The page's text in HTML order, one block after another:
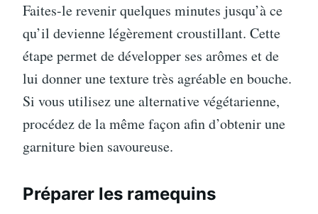
Faites-le revenir quelques minutes jusqu’à ce
qu’il devienne légèrement croustillant. Cette
étape permet de développer ses arômes et de
lui donner une texture très agréable en bouche.
Si vous utilisez une alternative végétarienne,
procédez de la même façon afin d’obtenir une
garniture bien savoureuse.
Préparer les ramequins